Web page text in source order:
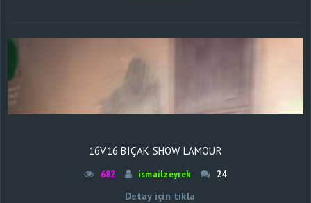
16V16 BIÇAK SHOW LAMOUR
682 ismailzeyrek 24
Detay için tıkla